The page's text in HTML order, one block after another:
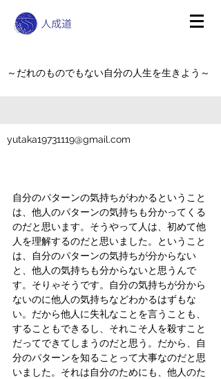
～だれのものでもない自分の人生を生きよう～
yutaka19731119@gmail.com
自分のパターンの気持ちがわかるということ
は、他人のパターンの気持ちも分かってくる
のだと思います。そうやって人は、初めて他
人を理解するのだと思いました。ということ
は、自分のパターンの気持ちが分からない
と、他人の気持ちも分からないと思うんで
す。そりゃそうです。自分の気持ちが分から
ないのに他人の気持ちなどわかるはずもな
い。だから他人に失礼なことを言うことも、
することもできるし、それこそ人を殺すこと
だってできてしまうのだと思う。だから、自
分のパターンを知ることって大事なのだと思
いました。それは自分のためにも、他人のた